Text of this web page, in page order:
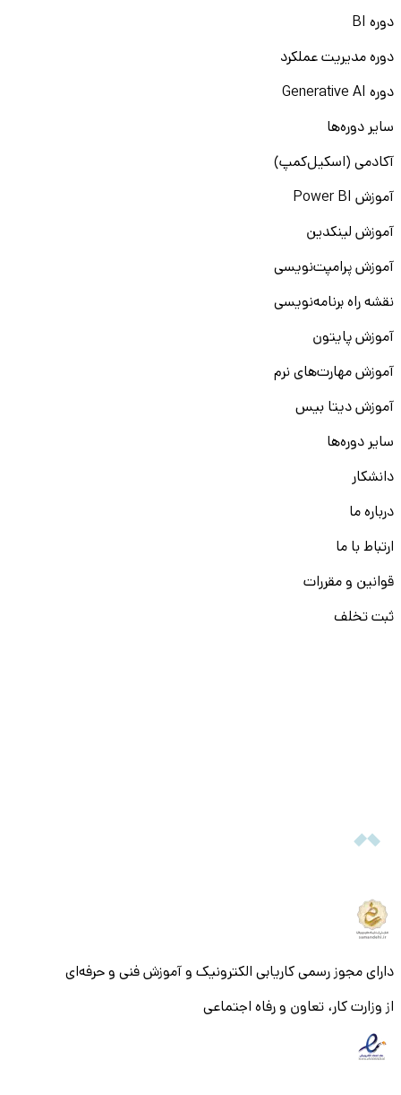
دوره BI
دوره مدیریت عملکرد
دوره Generative AI
سایر دوره‌ها
آکادمی (اسکیل‌کمپ)
آموزش Power BI
آموزش لینکدین
آموزش پرامپت‌نویسی
نقشه راه برنامه‌نویسی
آموزش پایتون
آموزش مهارت‌های نرم
آموزش دیتا بیس
سایر دوره‌ها
دانشکار
درباره ما
ارتباط با ما
قوانین و مقررات
ثبت تخلف
دارای مجوز رسمی کاریابی الکترونیک و آموزش فنی و حرفه‌ای
از وزارت کار، تعاون و رفاه اجتماعی